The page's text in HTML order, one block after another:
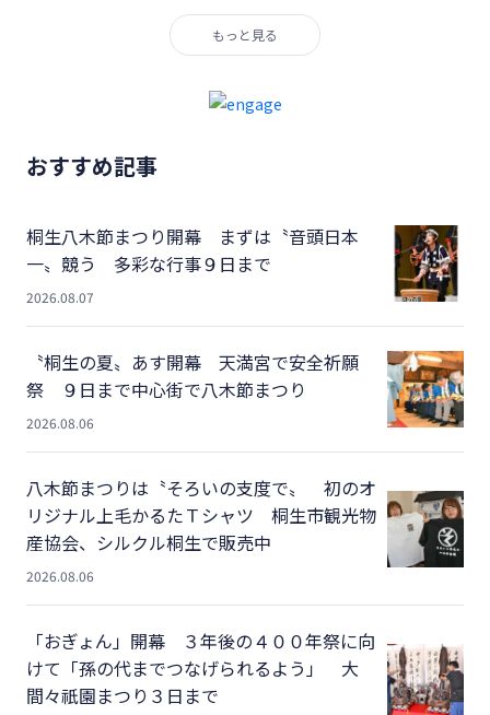
もっと見る
おすすめ記事
桐生八木節まつり開幕 まずは〝音頭日本
一〟競う 多彩な行事９日まで
2026.08.07
〝桐生の夏〟あす開幕 天満宮で安全祈願
祭 ９日まで中心街で八木節まつり
2026.08.06
八木節まつりは〝そろいの支度で〟 初のオ
リジナル上毛かるたＴシャツ 桐生市観光物
産協会、シルクル桐生で販売中
2026.08.06
「おぎょん」開幕 ３年後の４００年祭に向
けて「孫の代までつなげられるよう」 大
間々祇園まつり３日まで